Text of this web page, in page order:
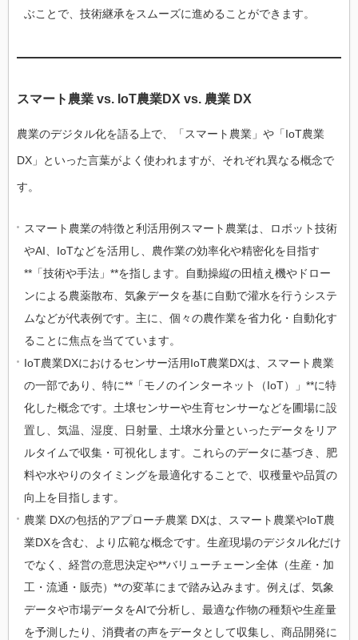
ぶことで、技術継承をスムーズに進めることができます。
スマート農業 vs. IoT農業DX vs. 農業 DX
農業のデジタル化を語る上で、「スマート農業」や「IoT農業
DX」といった言葉がよく使われますが、それぞれ異なる概念で
す。
スマート農業の特徴と利活用例スマート農業は、ロボット技術
やAI、IoTなどを活用し、農作業の効率化や精密化を目指す
**「技術や手法」**を指します。自動操縦の田植え機やドロー
ンによる農薬散布、気象データを基に自動で灌水を行うシステ
ムなどが代表例です。主に、個々の農作業を省力化・自動化す
ることに焦点を当てています。
IoT農業DXにおけるセンサー活用IoT農業DXは、スマート農業
の一部であり、特に**「モノのインターネット（IoT）」**に特
化した概念です。土壌センサーや生育センサーなどを圃場に設
置し、気温、湿度、日射量、土壌水分量といったデータをリア
ルタイムで収集・可視化します。これらのデータに基づき、肥
料や水やりのタイミングを最適化することで、収穫量や品質の
向上を目指します。
農業 DXの包括的アプローチ農業 DXは、スマート農業やIoT農
業DXを含む、より広範な概念です。生産現場のデジタル化だけ
でなく、経営の意思決定や**バリューチェーン全体（生産・加
工・流通・販売）**の変革にまで踏み込みます。例えば、気象
データや市場データをAIで分析し、最適な作物の種類や生産量
を予測したり、消費者の声をデータとして収集し、商品開発に